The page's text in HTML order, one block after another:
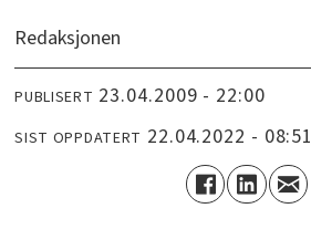
Redaksjonen
PUBLISERT 23.04.2009 - 22:00
SIST OPPDATERT 22.04.2022 - 08:51